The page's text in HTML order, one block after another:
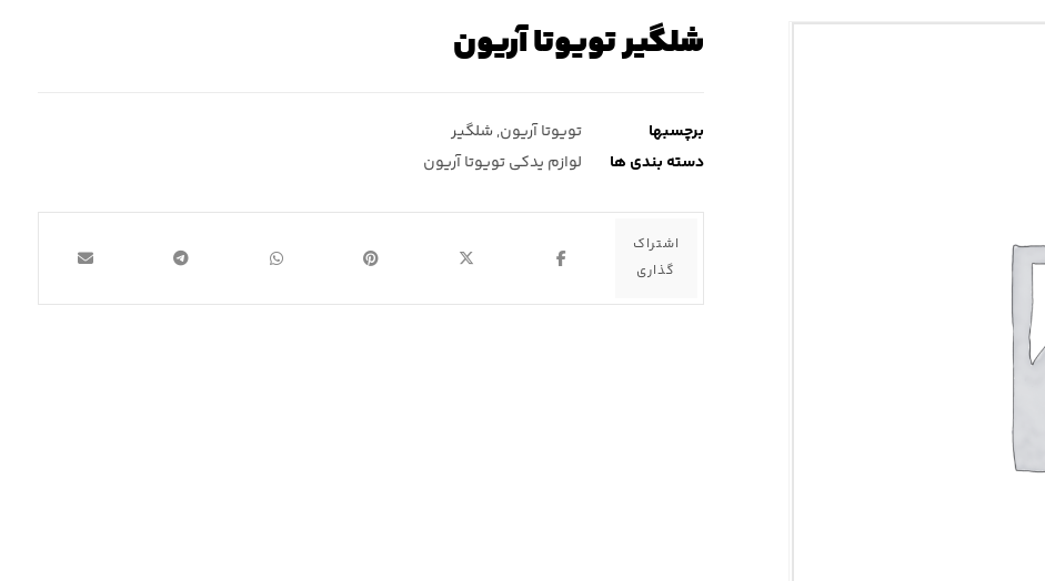
شلگیر تویوتا آریون
برچسبها تویوتا آریون,شلگیر
دسته بندی ها
لوازم یدکی تویوتا آریون